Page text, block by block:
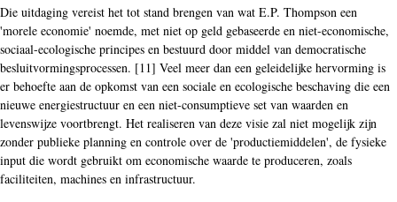
Die uitdaging vereist het tot stand brengen van wat E.P. Thompson een
'morele economie' noemde, met niet op geld gebaseerde en niet-economische,
sociaal-ecologische principes en bestuurd door middel van democratische
besluitvormingsprocessen. [11] Veel meer dan een geleidelijke hervorming is
er behoefte aan de opkomst van een sociale en ecologische beschaving die een
nieuwe energiestructuur en een niet-consumptieve set van waarden en
levenswijze voortbrengt. Het realiseren van deze visie zal niet mogelijk zijn
zonder publieke planning en controle over de 'productiemiddelen', de fysieke
input die wordt gebruikt om economische waarde te produceren, zoals
faciliteiten, machines en infrastructuur.